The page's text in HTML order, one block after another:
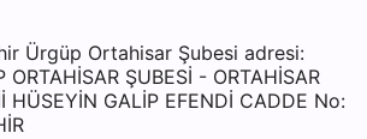
Ürgüp Ortahisar Şubesi adresi:
ORTAHİSAR ŞUBESİ - ORTAHİSAR
HÜSEYİN GALİP EFENDİ CADDE No: